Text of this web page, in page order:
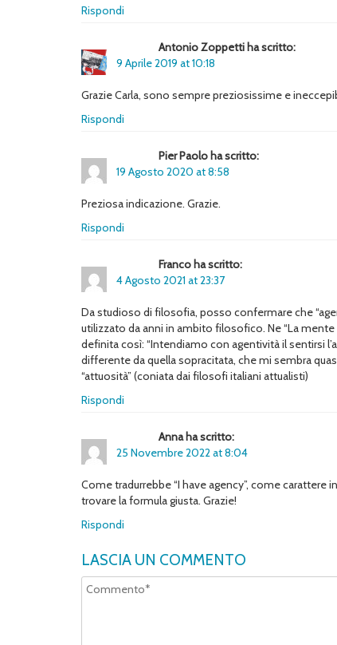
Rispondi
Antonio Zoppetti ha scritto:
9 Aprile 2019 at 10:18
Grazie Carla, sono sempre preziosissime e
Rispondi
Pier Paolo ha scritto:
19 Agosto 2020 at 8:58
Preziosa indicazione. Grazie.
Rispondi
Franco ha scritto:
4 Agosto 2021 at 23:37
Da studioso di filosofia, posso confermare che
utilizzato da anni in ambito filosofico. Ne “La mente
definita così: “Intendiamo con agentività il sentirsi
differente da quella sopracitata, che mi sembra
“attuosità” (coniata dai filosofi italiani attualisti)
Rispondi
Anna ha scritto:
25 Novembre 2022 at 8:04
Come tradurrebbe “I have agency”, come carattere
trovare la formula giusta. Grazie!
Rispondi
LASCIA UN COMMENTO